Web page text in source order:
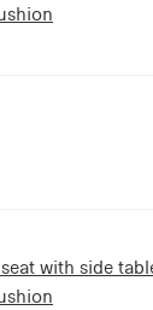
with side